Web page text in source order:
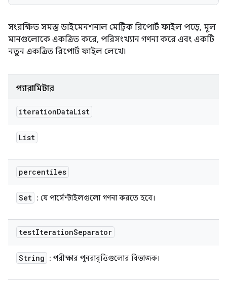
সংরক্ষিত সমস্ত ডাইমেনশনাল মেট্রিক রিপোর্ট ফাইল পড়ে, মূল
মানগুলোকে একত্রিত করে, পরিসংখ্যান গণনা করে এবং একটি
নতুন একত্রিত রিপোর্ট ফাইল লেখে।
প্যারামিটার
iterationDataList
List
percentiles
Set : যে পার্সেন্টাইলগুলো গণনা করতে হবে।
testIterationSeparator
String : পরীক্ষার পুনরাবৃত্তিগুলোর বিভাজক।